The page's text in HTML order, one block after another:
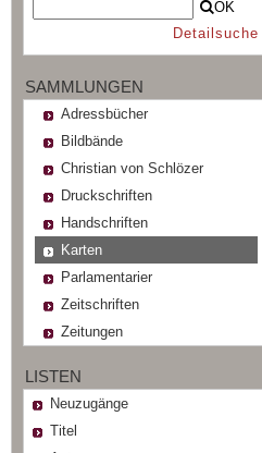
OK
Detailsuche
SAMMLUNGEN
Adressbücher
Bildbände
Christian von Schlözer
Druckschriften
Handschriften
Karten
Parlamentarier
Zeitschriften
Zeitungen
LISTEN
Neuzugänge
Titel